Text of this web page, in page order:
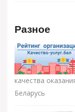
Разное
качества
Беларусь